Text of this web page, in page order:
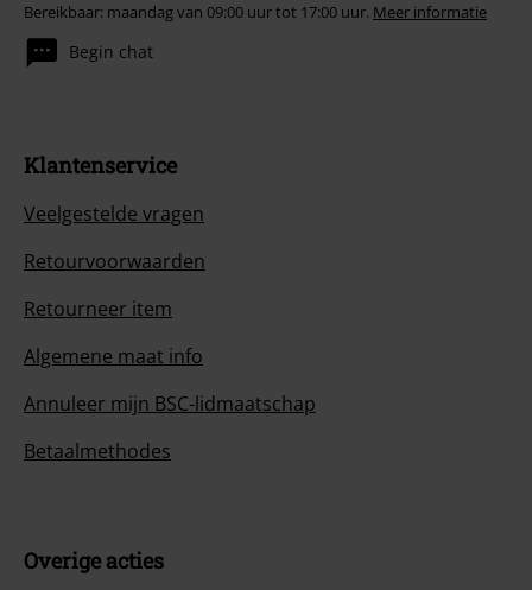
Bereikbaar: maandag van 09:00 uur tot 17:00 uur. Meer informatie
Begin chat
Klantenservice
Veelgestelde vragen
Retourvoorwaarden
Retourneer item
Algemene maat info
Annuleer mijn BSC-lidmaatschap
Betaalmethodes
Overige acties